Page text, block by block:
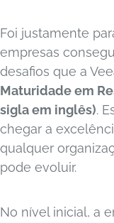
Foi justamente
empresas
desafios que a
Maturidade em
sigla em inglês).
chegar a
qualquer
pode evoluir.
No nível inicial, a